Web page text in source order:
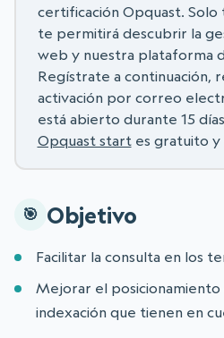
certificación Opquast. Solo
te permitirá descubrir la
web y nuestra plataforma
Regístrate a continuación,
activación por correo
está abierto durante 15
Opquast startes gratuito y
Objetivo
Facilitar la consulta en los
Mejorar el posicionamiento
indexación que tienen en